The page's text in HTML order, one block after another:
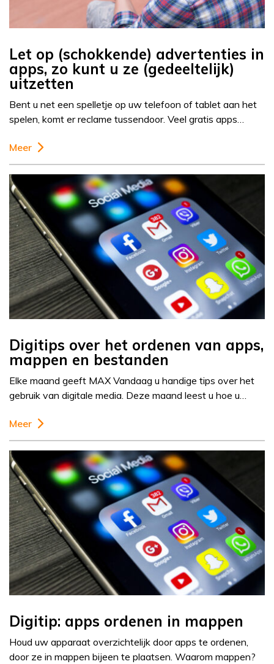
Let op (schokkende) advertenties in
apps, zo kunt u ze (gedeeltelijk)
uitzetten
Bent u net een spelletje op uw telefoon of tablet aan het
spelen, komt er reclame tussendoor. Veel gratis apps…
Meer
Digitips over het ordenen van apps,
mappen en bestanden
Elke maand geeft MAX Vandaag u handige tips over het
gebruik van digitale media. Deze maand leest u hoe u…
Meer
Digitip: apps ordenen in mappen
Houd uw apparaat overzichtelijk door apps te ordenen,
door ze in mappen bijeen te plaatsen. Waarom mappen?